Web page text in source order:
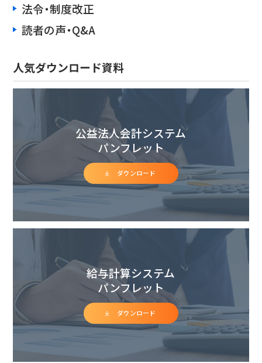
法令・制度改正
読者の声・Q&A
人気ダウンロード資料
公益法人会計システム
パンフレット
ダウンロード
給与計算システム
パンフレット
ダウンロード